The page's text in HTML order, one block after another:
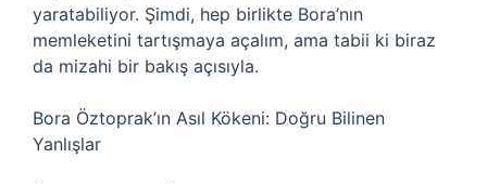
yaratabiliyor. Şimdi, hep birlikte Bora’nın
memleketini tartışmaya açalım, ama tabii ki biraz
da mizahi bir bakış açısıyla.
Bora Öztoprak’ın Asıl Kökeni: Doğru Bilinen
Yanlışlar